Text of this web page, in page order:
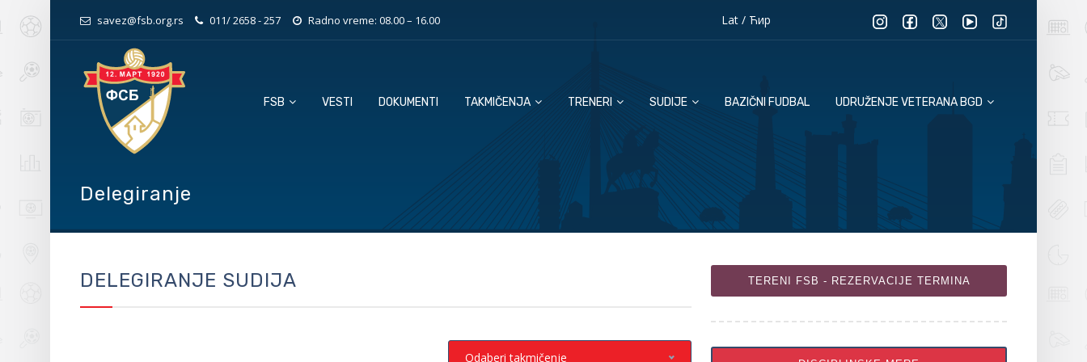
savez@fsb.org.rs 011/ 2658 - 257 Radno vreme: 08.00 – 16.00 Lat/ Ћир
FSB VESTI DOKUMENTI TAKMIČENJA TRENERI SUDIJE BAZIČNI FUDBAL UDRUŽENJE VETERANA BGD
Delegiranje
DELEGIRANJE SUDIJA
Odaberi takmičenje
TERENI FSB - REZERVACIJE TERMINA